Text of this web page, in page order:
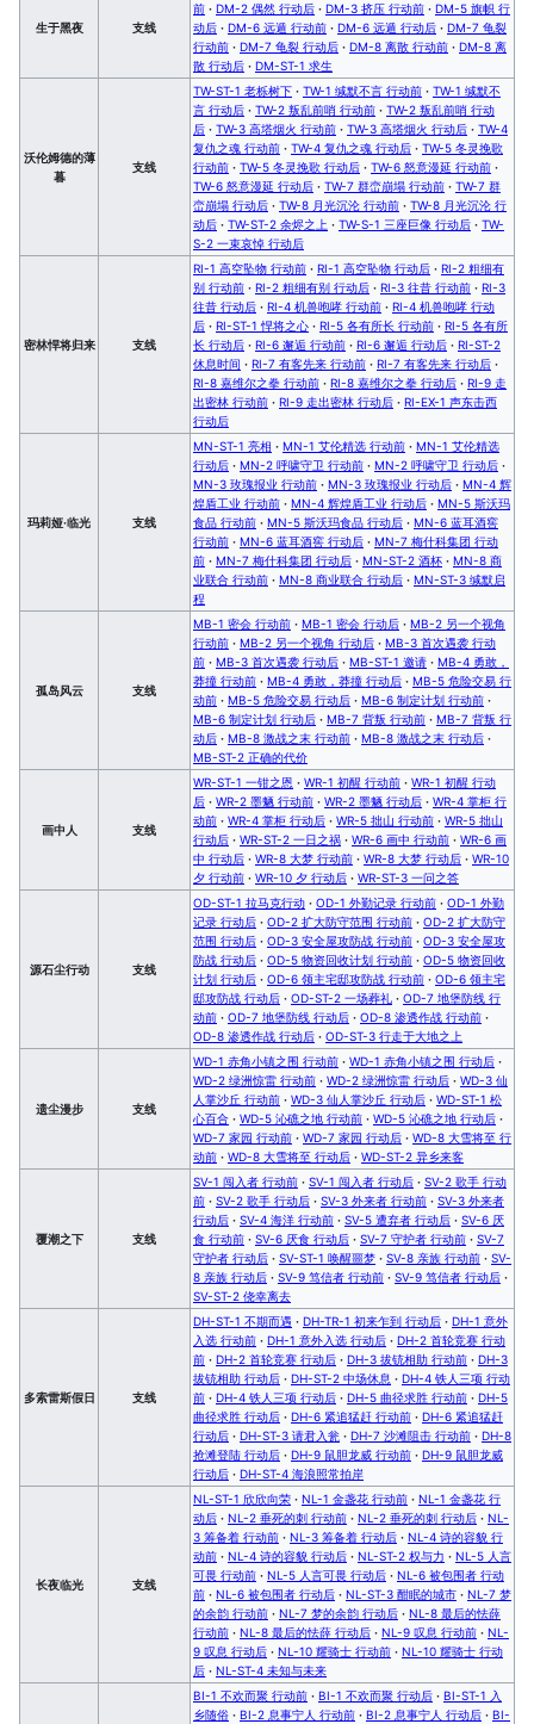
生于黑夜 支线
前 · DM-2 偶然 行动后 · DM-3 挤压 行动前 · DM-5 旗帜 行
动后 · DM-6 远遁 行动前 · DM-6 远遁 行动后 · DM-7 龟裂
行动前 · DM-7 龟裂 行动后 · DM-8 离散 行动前 · DM-8 离
散 行动后 · DM-ST-1 求生
沃伦姆德的薄
暮
支线
TW-ST-1 老栎树下 · TW-1 缄默不言 行动前 · TW-1 缄默不
言 行动后 · TW-2 叛乱前哨 行动前 · TW-2 叛乱前哨 行动
后 · TW-3 高塔烟火 行动前 · TW-3 高塔烟火 行动后 · TW-4
复仇之魂 行动前 · TW-4 复仇之魂 行动后 · TW-5 冬灵挽歌
行动前 · TW-5 冬灵挽歌 行动后 · TW-6 怒意漫延 行动前 ·
TW-6 怒意漫延 行动后 · TW-7 群峦崩塌 行动前 · TW-7 群
峦崩塌 行动后 · TW-8 月光沉沦 行动前 · TW-8 月光沉沦 行
动后 · TW-ST-2 余烬之上 · TW-S-1 三座巨像 行动后 · TW-
S-2 一束哀悼 行动后
密林悍将归来 支线
RI-1 高空坠物 行动前 · RI-1 高空坠物 行动后 · RI-2 粗细有
别 行动前 · RI-2 粗细有别 行动后 · RI-3 往昔 行动前 · RI-3
往昔 行动后 · RI-4 机兽咆哮 行动前 · RI-4 机兽咆哮 行动
后 · RI-ST-1 悍将之心 · RI-5 各有所长 行动前 · RI-5 各有所
长 行动后 · RI-6 邂逅 行动前 · RI-6 邂逅 行动后 · RI-ST-2
休息时间 · RI-7 有客先来 行动前 · RI-7 有客先来 行动后 ·
RI-8 嘉维尔之拳 行动前 · RI-8 嘉维尔之拳 行动后 · RI-9 走
出密林 行动前 · RI-9 走出密林 行动后 · RI-EX-1 声东击西
行动后
玛莉娅·临光 支线
MN-ST-1 亮相 · MN-1 艾伦精选 行动前 · MN-1 艾伦精选
行动后 · MN-2 呼啸守卫 行动前 · MN-2 呼啸守卫 行动后 ·
MN-3 玫瑰报业 行动前 · MN-3 玫瑰报业 行动后 · MN-4 辉
煌盾工业 行动前 · MN-4 辉煌盾工业 行动后 · MN-5 斯沃玛
食品 行动前 · MN-5 斯沃玛食品 行动后 · MN-6 蓝耳酒窖
行动前 · MN-6 蓝耳酒窖 行动后 · MN-7 梅什科集团 行动
前 · MN-7 梅什科集团 行动后 · MN-ST-2 酒杯 · MN-8 商
业联合 行动前 · MN-8 商业联合 行动后 · MN-ST-3 缄默启
程
孤岛风云 支线
MB-1 密会 行动前 · MB-1 密会 行动后 · MB-2 另一个视角
行动前 · MB-2 另一个视角 行动后 · MB-3 首次遇袭 行动
前 · MB-3 首次遇袭 行动后 · MB-ST-1 邀请 · MB-4 勇敢，
莽撞 行动前 · MB-4 勇敢，莽撞 行动后 · MB-5 危险交易 行
动前 · MB-5 危险交易 行动后 · MB-6 制定计划 行动前 ·
MB-6 制定计划 行动后 · MB-7 背叛 行动前 · MB-7 背叛 行
动后 · MB-8 激战之末 行动前 · MB-8 激战之末 行动后 ·
MB-ST-2 正确的代价
画中人 支线
WR-ST-1 一钳之恩 · WR-1 初醒 行动前 · WR-1 初醒 行动
后 · WR-2 墨魉 行动前 · WR-2 墨魉 行动后 · WR-4 掌柜 行
动前 · WR-4 掌柜 行动后 · WR-5 拙山 行动前 · WR-5 拙山
行动后 · WR-ST-2 一日之祸 · WR-6 画中 行动前 · WR-6 画
中 行动后 · WR-8 大梦 行动前 · WR-8 大梦 行动后 · WR-10
夕 行动前 · WR-10 夕 行动后 · WR-ST-3 一问之答
源石尘行动 支线
OD-ST-1 拉马克行动 · OD-1 外勤记录 行动前 · OD-1 外勤
记录 行动后 · OD-2 扩大防守范围 行动前 · OD-2 扩大防守
范围 行动后 · OD-3 安全屋攻防战 行动前 · OD-3 安全屋攻
防战 行动后 · OD-5 物资回收计划 行动前 · OD-5 物资回收
计划 行动后 · OD-6 领主宅邸攻防战 行动前 · OD-6 领主宅
邸攻防战 行动后 · OD-ST-2 一场葬礼 · OD-7 地堡防线 行
动前 · OD-7 地堡防线 行动后 · OD-8 渗透作战 行动前 ·
OD-8 渗透作战 行动后 · OD-ST-3 行走于大地之上
遗尘漫步 支线
WD-1 赤角小镇之围 行动前 · WD-1 赤角小镇之围 行动后 ·
WD-2 绿洲惊雷 行动前 · WD-2 绿洲惊雷 行动后 · WD-3 仙
人掌沙丘 行动前 · WD-3 仙人掌沙丘 行动后 · WD-ST-1 松
心百合 · WD-5 沁礁之地 行动前 · WD-5 沁礁之地 行动后 ·
WD-7 家园 行动前 · WD-7 家园 行动后 · WD-8 大雪将至 行
动前 · WD-8 大雪将至 行动后 · WD-ST-2 异乡来客
覆潮之下 支线
SV-1 闯入者 行动前 · SV-1 闯入者 行动后 · SV-2 歌手 行动
前 · SV-2 歌手 行动后 · SV-3 外来者 行动前 · SV-3 外来者
行动后 · SV-4 海洋 行动前 · SV-5 遭弃者 行动后 · SV-6 厌
食 行动前 · SV-6 厌食 行动后 · SV-7 守护者 行动前 · SV-7
守护者 行动后 · SV-ST-1 唤醒噩梦 · SV-8 亲族 行动前 · SV-
8 亲族 行动后 · SV-9 笃信者 行动前 · SV-9 笃信者 行动后 ·
SV-ST-2 侥幸离去
多索雷斯假日 支线
DH-ST-1 不期而遇 · DH-TR-1 初来乍到 行动后 · DH-1 意外
入选 行动前 · DH-1 意外入选 行动后 · DH-2 首轮竞赛 行动
前 · DH-2 首轮竞赛 行动后 · DH-3 拔铳相助 行动前 · DH-3
拔铳相助 行动后 · DH-ST-2 中场休息 · DH-4 铁人三项 行动
前 · DH-4 铁人三项 行动后 · DH-5 曲径求胜 行动前 · DH-5
曲径求胜 行动后 · DH-6 紧追猛赶 行动前 · DH-6 紧追猛赶
行动后 · DH-ST-3 请君入瓮 · DH-7 沙滩阻击 行动前 · DH-8
抢滩登陆 行动后 · DH-9 鼠胆龙威 行动前 · DH-9 鼠胆龙威
行动后 · DH-ST-4 海浪照常拍岸
长夜临光 支线
NL-ST-1 欣欣向荣 · NL-1 金盏花 行动前 · NL-1 金盏花 行
动后 · NL-2 垂死的刺 行动前 · NL-2 垂死的刺 行动后 · NL-
3 筹备着 行动前 · NL-3 筹备着 行动后 · NL-4 诗的容貌 行
动前 · NL-4 诗的容貌 行动后 · NL-ST-2 权与力 · NL-5 人言
可畏 行动前 · NL-5 人言可畏 行动后 · NL-6 被包围者 行动
前 · NL-6 被包围者 行动后 · NL-ST-3 酣眠的城市 · NL-7 梦
的余韵 行动前 · NL-7 梦的余韵 行动后 · NL-8 最后的怯薛
行动前 · NL-8 最后的怯薛 行动后 · NL-9 叹息 行动前 · NL-
9 叹息 行动后 · NL-10 耀骑士 行动前 · NL-10 耀骑士 行动
后 · NL-ST-4 未知与未来
BI-1 不欢而聚 行动前 · BI-1 不欢而聚 行动后 · BI-ST-1 入
乡随俗 · BI-2 息事宁人 行动前 · BI-2 息事宁人 行动后 · BI-